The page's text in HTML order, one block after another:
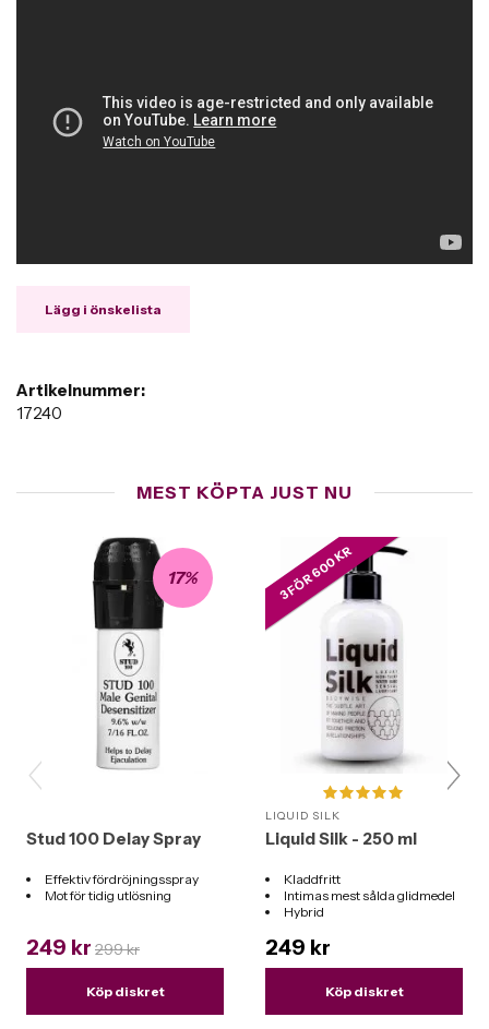
Lägg i önskelista
Artikelnummer:
17240
MEST KÖPTA JUST NU
17%
Stud 100 Delay Spray
Effektiv fördröjningsspray
Mot för tidig utlösning
249 kr 299 kr
Köp diskret
3 FÖR 600 KR
LIQUID SILK
Liquid Silk - 250 ml
Kladdfritt
Intimas mest sålda glidmedel
Hybrid
249 kr
Köp diskret